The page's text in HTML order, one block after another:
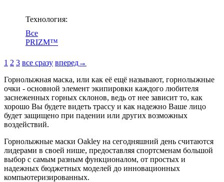
Технология:
Все
PRIZM™
1 2 3 все сразу вперед→
Горнолыжная маска, или как её ещё называют, горнолыжные
очки - основной элемент экипировки каждого любителя
заснеженных горных склонов, ведь от нее зависит то, как
хорошо Вы будете видеть трассу и как надежно Ваше лицо
будет защищено при падении или других возможных
воздействий.
Горнолыжные маски Oakley на сегодняшний день считаются
лидерами в своей нише, предоставляя спортсменам большой
выбор с самым разным функционалом, от простых и
надежных бюджетных моделей до инновационных
компьютеризированных.